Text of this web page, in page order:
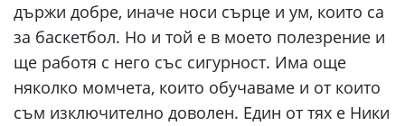
държи добре, иначе носи сърце и ум, които са
за баскетбол. Но и той е в моето полезрение и
ще работя с него със сигурност. Има още
няколко момчета, които обучаваме и от които
съм изключително доволен. Един от тях е Ники